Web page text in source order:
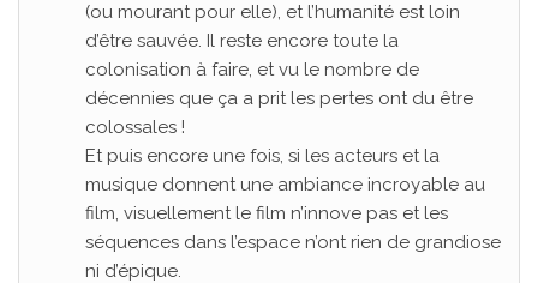
(ou mourant pour elle), et l’humanité est loin
d’être sauvée. Il reste encore toute la
colonisation à faire, et vu le nombre de
décennies que ça a prit les pertes ont du être
colossales !
Et puis encore une fois, si les acteurs et la
musique donnent une ambiance incroyable au
film, visuellement le film n’innove pas et les
séquences dans l’espace n’ont rien de grandiose
ni d’épique.